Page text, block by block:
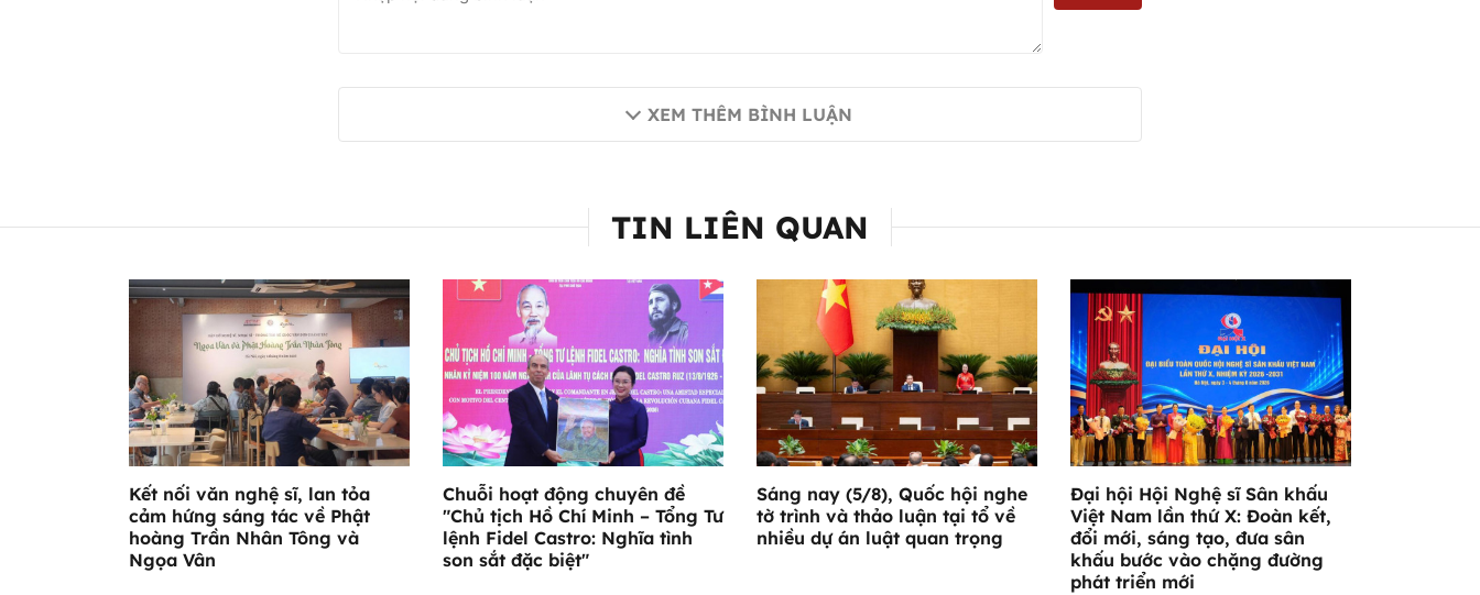
XEM THÊM BÌNH LUẬN
TIN LIÊN QUAN
Kết nối văn nghệ sĩ, lan tỏa
cảm hứng sáng tác về Phật
hoàng Trần Nhân Tông và
Ngọa Vân
Chuỗi hoạt động chuyên đề
"Chủ tịch Hồ Chí Minh – Tổng Tư
lệnh Fidel Castro: Nghĩa tình
son sắt đặc biệt"
Sáng nay (5/8), Quốc hội nghe
tờ trình và thảo luận tại tổ về
nhiều dự án luật quan trọng
Đại hội Hội Nghệ sĩ Sân khấu
Việt Nam lần thứ X: Đoàn kết,
đổi mới, sáng tạo, đưa sân
khấu bước vào chặng đường
phát triển mới